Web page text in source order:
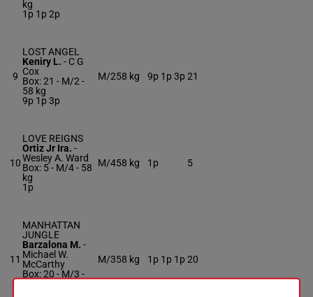
kg
1p 1p 2p
9
LOST ANGEL
Keniry L. - C G
Cox
Box: 21 - M/2 -
58 kg
9p 1p 3p
M/258 kg 9p 1p 3p 21
10
LOVE REIGNS
Ortiz Jr Ira. -
Wesley A. Ward
Box: 5 - M/4 - 58
kg
1p
M/458 kg 1p 5
11
MANHATTAN
JUNGLE
Barzalona M. -
Michael W.
McCarthy
Box: 20 - M/3 -
M/358 kg 1p 1p 1p 20